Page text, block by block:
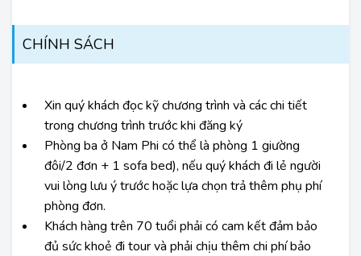
CHÍNH SÁCH
Xin quý khách đọc kỹ chương trình và các chi tiết
trong chương trình trước khi đăng ký
Phòng ba ở Nam Phi có thể là phòng 1 giường
đôi/2 đơn + 1 sofa bed), nếu quý khách đi lẻ người
vui lòng lưu ý trước hoặc lựa chọn trả thêm phụ phí
phòng đơn.
Khách hàng trên 70 tuổi phải có cam kết đảm bảo
đủ sức khoẻ đi tour và phải chịu thêm chi phí bảo